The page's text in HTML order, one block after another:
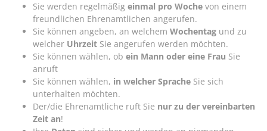
Sie werden regelmäßig einmal pro Woche von einem
freundlichen Ehrenamtlichen angerufen.
Sie können angeben, an welchem Wochentag und zu
welcher Uhrzeit Sie angerufen werden möchten.
Sie können wählen, ob ein Mann oder eine Frau Sie
anruft
Sie können wählen, in welcher Sprache Sie sich
unterhalten möchten.
Der/die Ehrenamtliche ruft Sie nur zu der vereinbarten
Zeit an!